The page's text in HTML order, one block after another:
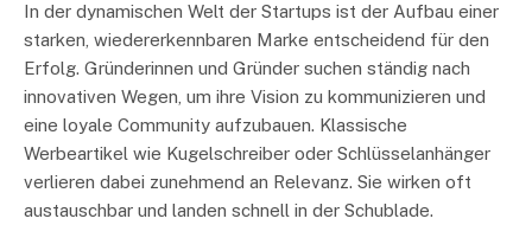
In der dynamischen Welt der Startups ist der Aufbau einer
starken, wiedererkennbaren Marke entscheidend für den
Erfolg. Gründerinnen und Gründer suchen ständig nach
innovativen Wegen, um ihre Vision zu kommunizieren und
eine loyale Community aufzubauen. Klassische
Werbeartikel wie Kugelschreiber oder Schlüsselanhänger
verlieren dabei zunehmend an Relevanz. Sie wirken oft
austauschbar und landen schnell in der Schublade.